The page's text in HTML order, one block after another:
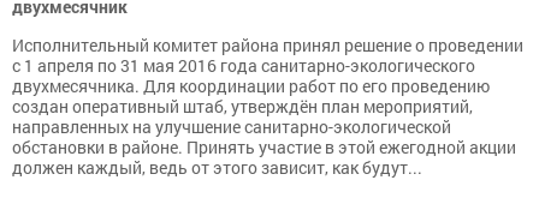
двухмесячник
Исполнительный комитет района принял решение о проведении
с 1 апреля по 31 мая 2016 года санитарно-экологического
двухмесячника. Для координации работ по его проведению
создан оперативный штаб, утверждён план мероприятий,
направленных на улучшение санитарно-экологической
обстановки в районе. Принять участие в этой ежегодной акции
должен каждый, ведь от этого зависит, как будут...